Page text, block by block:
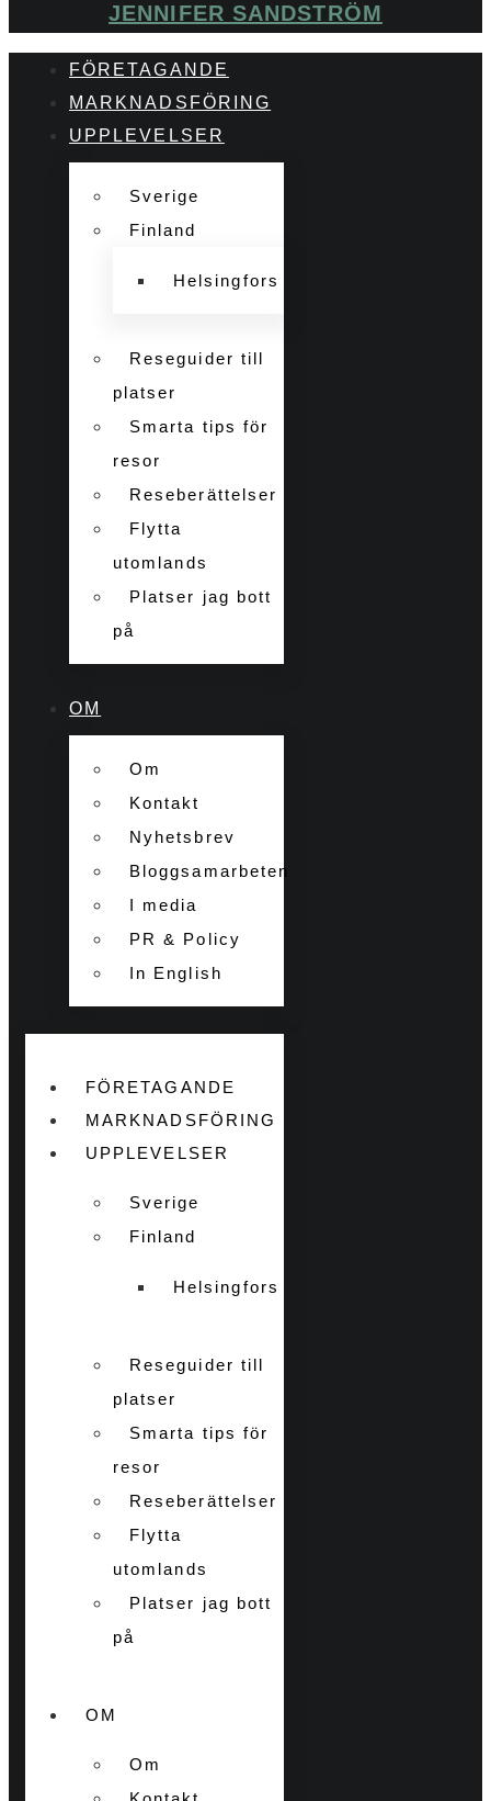
JENNIFER SANDSTRÖM
FÖRETAGANDE
MARKNADSFÖRING
UPPLEVELSER
Sverige
Finland
Helsingfors
Reseguider till
platser
Smarta tips för
resor
Reseberättelser
Flytta
utomlands
Platser jag bott
på
OM
Om
Kontakt
Nyhetsbrev
Bloggsamarbeten
I media
PR & Policy
In English
FÖRETAGANDE
MARKNADSFÖRING
UPPLEVELSER
Sverige
Finland
Helsingfors
Reseguider till
platser
Smarta tips för
resor
Reseberättelser
Flytta
utomlands
Platser jag bott
på
OM
Om